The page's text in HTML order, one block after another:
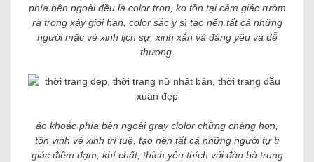
phía bên ngoài đều là color trơn, ko tồn tại cảm giác rườm
rà trong xây giới hạn, color sắc y sì tạo nên tất cả những
người mặc vẻ xinh lịch sự, xinh xắn và đáng yêu và dễ
thương.
áo khoác phía bên ngoài gray clolor chững chàng hơn,
tôn vinh vẻ xinh trí tuệ, tạo nên tất cả những người tự ti
giác điềm đạm, khí chất, thích yêu thích với đàn bà trung